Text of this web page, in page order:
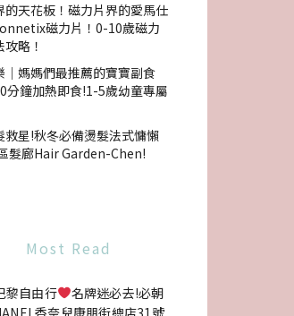
的天花板！磁力片界的愛馬仕
磁力片！0-10歲磁力
略！
｜媽媽們最推薦的寶寶副食
分鐘加熱即食!1-5歲幼童專屬
救星!秋冬必備燙髮法式慵懶
髮廊Hair Garden-Chen!
Most Read
黎自由行
名牌迷必去!必朝
香奈兒康朋街總店31號